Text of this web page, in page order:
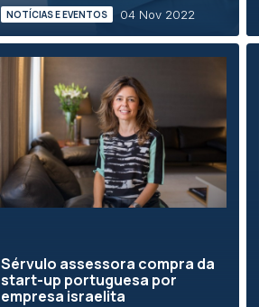
NOTÍCIAS E EVENTOS 04 Nov 2022
Sérvulo assessora compra da
start-up portuguesa por
empresa israelita